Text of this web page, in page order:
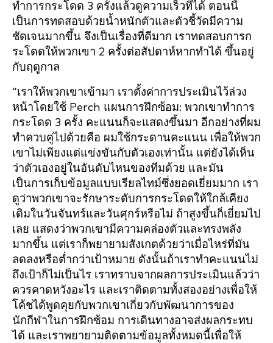
ทำการกระโดด 3 ครั้งแล้วดูความเร็วที่ได้ ตอนนี้
เป็นการทดสอบด้วยน้ำหนักตัวและตัวชี้วัดมีความ
ชัดเจนมากขึ้น จึงเป็นเรื่องที่ดีมาก เราทดสอบการก
ระโดดให้พวกเขา 2 ครั้งต่อสัปดาห์หากทำได้ ขึ้นอยู่
กับฤดูกาล
“เราให้พวกเขาเข้ามา เราตั้งค่าการประเมินไว้ล่วง
หน้าโดยใช้ Perch แผนการฝึกซ้อม: พวกเขาทำการ
กระโดด 3 ครั้ง คะแนนก็จะแสดงขึ้นมา อีกอย่างที่ผม
ทำควบคู่ไปด้วยคือ ผมใช้กระดานคะแนน เพื่อให้พวก
เขาไม่เพียงแต่แข่งขันกับตัวเองเท่านั้น แต่ยังได้เห็น
ว่าตัวเองอยู่ในอันดับไหนของทีมด้วย และมัน
เป็นการเก็บข้อมูลแบบเรียลไทม์ซึ่งยอดเยี่ยมมาก เรา
ดูว่าพวกเขาจะรักษาระดับการกระโดดให้ใกล้เคียง
เดิมในวันจันทร์และวันศุกร์หรือไม่ ถ้าสูงขึ้นก็เยี่ยมไป
เลย แสดงว่าพวกเขามีความคล่องตัวและทรงพลัง
มากขึ้น แต่เราก็พยายามสังเกตด้วยว่าเมื่อไหร่ที่มัน
ลดลงหรือต่ำกว่าเป้าหมาย ดังนั้นถ้าเราทำคะแนนไม่
ถึงเป้าก็ไม่เป็นไร เราทราบจากผลการประเมินแล้วว่า
ควรคาดหวังอะไร และเราติดตามทั้งสองอย่างเพื่อให้
โค้ชได้พูดคุยกับพวกเขาเกี่ยวกับพัฒนาการของ
นักกีฬาในการฝึกซ้อม การเดินทางอาจส่งผลกระทบ
ได้ และเราพยายามติดตามข้อมูลทั้งหมดนี้เพื่อให้